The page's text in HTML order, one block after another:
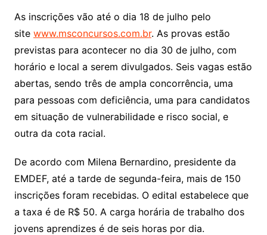
As inscrições vão até o dia 18 de julho pelo
site www.msconcursos.com.br. As provas estão
previstas para acontecer no dia 30 de julho, com
horário e local a serem divulgados. Seis vagas estão
abertas, sendo três de ampla concorrência, uma
para pessoas com deficiência, uma para candidatos
em situação de vulnerabilidade e risco social, e
outra da cota racial.
De acordo com Milena Bernardino, presidente da
EMDEF, até a tarde de segunda-feira, mais de 150
inscrições foram recebidas. O edital estabelece que
a taxa é de R$ 50. A carga horária de trabalho dos
jovens aprendizes é de seis horas por dia.